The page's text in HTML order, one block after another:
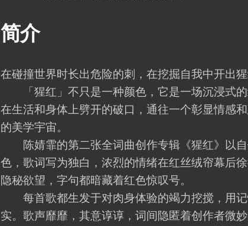
简介
在碰撞世界时长出危险的刺，在挖掘自我中开出猩
「猩红」不只是一种颜色，它是一场沉浸式的
在生活和身体上劈开的破口，通往一个彰显情感
的美学宇宙。
陈婧霏的第二张全词曲创作专辑《猩红》以自
色，歌词写为独白，浓烈的情绪在红丝绒帘幕后
隐秘欲望，字句都暗藏着红色惊叹号。
每首歌都生发于对肉身体验的竭力挖搅，用记
实。歌声靡靡，其意谆谆，词间隐匿着创作者微